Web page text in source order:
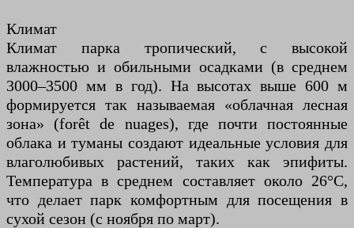
Климат
Климат парка тропический, с высокой
влажностью и обильными осадками (в среднем
3000–3500 мм в год). На высотах выше 600 м
формируется так называемая «облачная лесная
зона» (forêt de nuages), где почти постоянные
облака и туманы создают идеальные условия для
влаголюбивых растений, таких как эпифиты.
Температура в среднем составляет около 26°C,
что делает парк комфортным для посещения в
сухой сезон (с ноября по март).